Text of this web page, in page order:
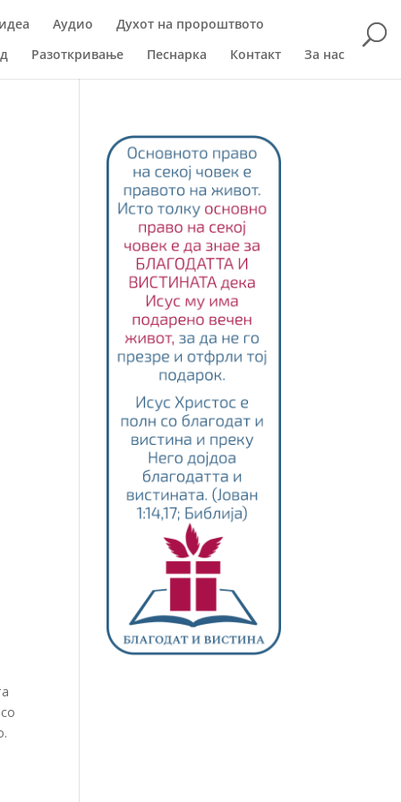
Аудио
Духот на пророштвото
Разоткривање Песнарка Контакт За нас